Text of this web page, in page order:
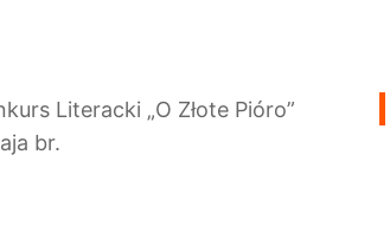
Literacki „O Złote Pióro”
br.